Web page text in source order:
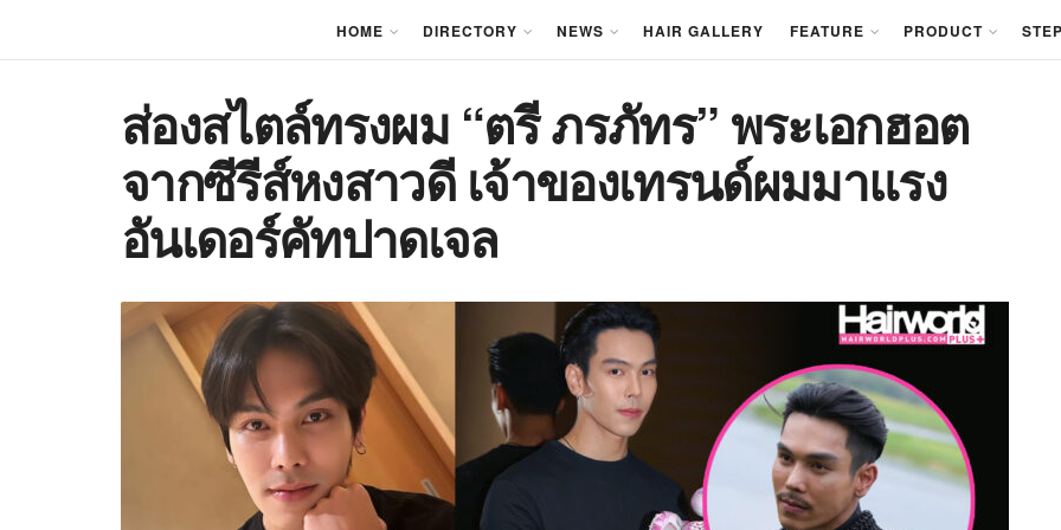
HOME DIRECTORY NEWS HAIR GALLERY FEATURE PRODUCT
ส่องสไตล์ทรงผม “ตรี ภรภัทร” พระเอกฮอต
จากซีรีส์หงสาวดี เจ้าของเทรนด์ผมมาแรง
อันเดอร์คัทปาดเจล